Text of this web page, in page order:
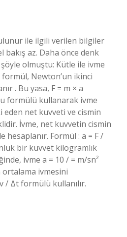
ile ilgili verilen bilgiler
bakış az. Daha önce denk
olmuştu: Kütle ile ivme
Newton’un ikinci
. Bu yasa, F = m × a
formülü kullanarak ivme
eden net kuvveti ve cismin
İvme, net kuvvetin cismin
hesaplanır. Formül : a = F /
bir kuvvet kilogramlık
ivme a = 10 / = m/sn²
ortalama ivmesini
/ Δt formülü kullanılır.